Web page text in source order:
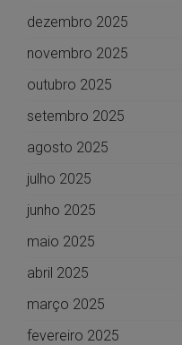
dezembro 2025
novembro 2025
outubro 2025
setembro 2025
agosto 2025
julho 2025
junho 2025
maio 2025
abril 2025
março 2025
fevereiro 2025